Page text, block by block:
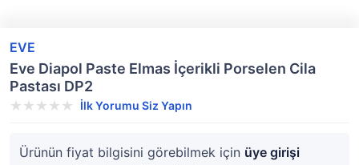
EVE
Eve Diapol Paste Elmas İçerikli Porselen Cila
Pastası DP2
İlk Yorumu Siz Yapın
Ürünün fiyat bilgisini görebilmek için üye girişi